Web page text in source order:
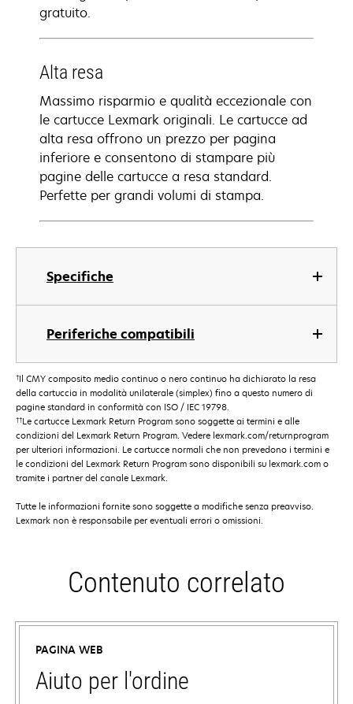
Specifiche
Periferiche compatibili
gratuito.
Alta resa
Massimo risparmio e qualità eccezionale con
le cartucce Lexmark originali. Le cartucce ad
alta resa offrono un prezzo per pagina
inferiore e consentono di stampare più
pagine delle cartucce a resa standard.
Perfette per grandi volumi di stampa.
†Il CMY composito medio continuo o nero continuo ha dichiarato la resa
della cartuccia in modalità unilaterale (simplex) fino a questo numero di
pagine standard in conformità con ISO / IEC 19798.
††Le cartucce Lexmark Return Program sono soggette ai termini e alle
condizioni del Lexmark Return Program. Vedere lexmark.com/returnprogram
per ulteriori informazioni. Le cartucce normali che non prevedono i termini e
le condizioni del Lexmark Return Program sono disponibili su lexmark.com o
tramite i partner del canale Lexmark.
Tutte le informazioni fornite sono soggette a modifiche senza preavviso.
Lexmark non è responsabile per eventuali errori o omissioni.
Contenuto correlato
PAGINA WEB
Aiuto per l'ordine